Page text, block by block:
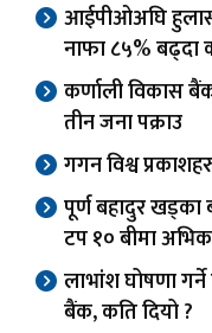
आईपीओअघि हुलास
नाफा ८५% बढ्दा
कर्णाली विकास
तीन जना पक्राउ
गगन विश्व
पूर्ण बहादुर
टप १० बीमा
लाभांश घोषणा
बैंक, कति दियो ?